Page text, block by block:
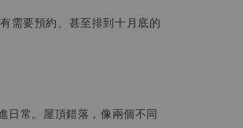
需要預約、甚至排到十月底的
日常。屋頂錯落，像兩個不同